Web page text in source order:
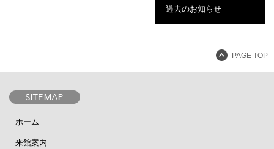
過去のお知らせ
PAGE TOP
ホーム
来館案内